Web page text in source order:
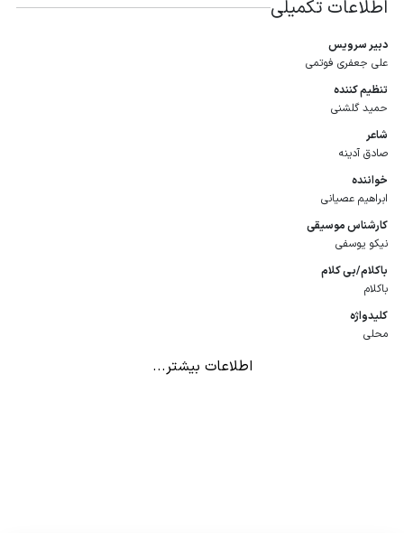
اطلاعات تکمیلی
دبیر سرویس
علی جعفری فوتمی
تنظیم كننده
حمید گلشنی
شاعر
صادق آدینه
خواننده
ابراهیم عصیانی
كارشناس موسیقی
نیکو یوسفی
باكلام/بی كلام
باکلام
كلیدواژه
محلی
اطلاعات بیشتر...